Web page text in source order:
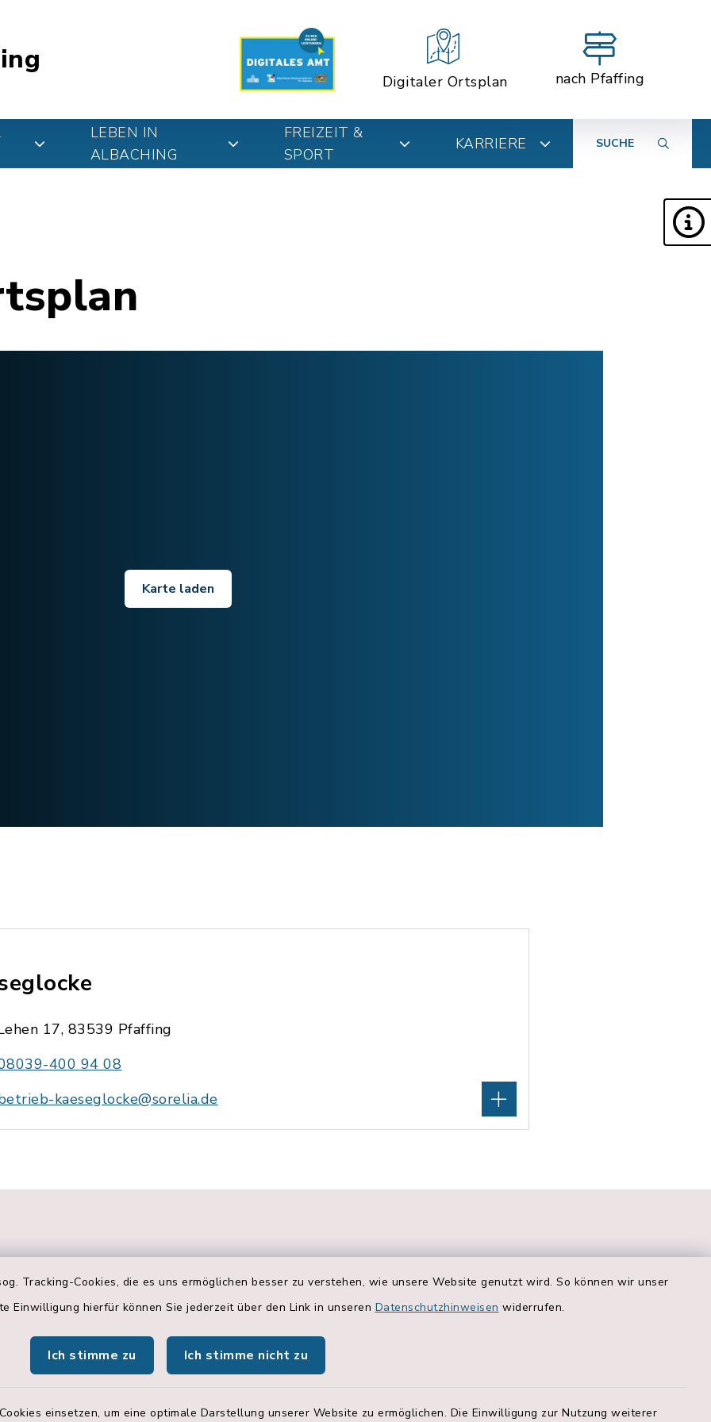
Tracking-Cookies, die es uns ermöglichen besser zu verstehen, wie unsere Website genutzt wird. So können wir unser
Einwilligung hierfür können Sie jederzeit über den Link in unseren Datenschutzhinweisen widerrufen.
Ich stimme zu Ich stimme nicht zu
einsetzen, um eine optimale Darstellung unserer Website zu ermöglichen. Die Einwilligung zur Nutzung weiterer
Digitaler Ortsplan nach Pfaffing
LEBEN IN
ALBACHING
FREIZEIT &
SPORT
KARRIERE SUCHE
Karte laden
17, 83539 Pfaffing
400 94 08
kaeseglocke@sorelia.de
in
Schulstraße 3:
Öffnungszeiten
Albaching,